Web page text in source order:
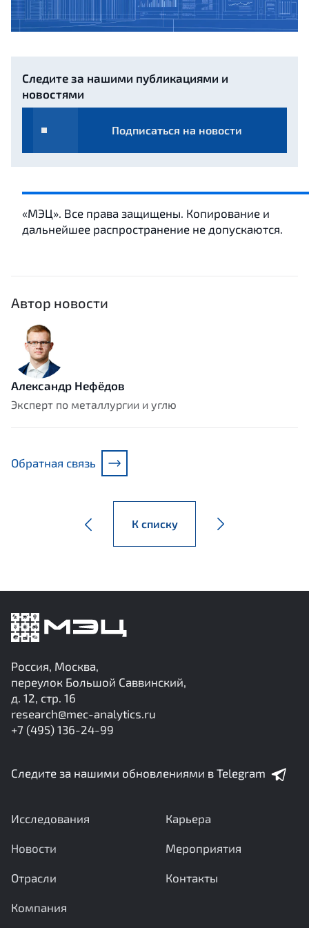
Следите за нашими публикациями и
новостями
Подписаться на новости
«МЭЦ». Все права защищены. Копирование и
дальнейшее распространение не допускаются.
Автор новости
Александр Нефёдов
Эксперт по металлургии и углю
Обратная связь
К списку
Россия, Москва,
переулок Большой Саввинский,
д. 12, стр. 16
research@mec-analytics.ru
+7 (495) 136-24-99
Следите за нашими обновлениями в Telegram
Исследования
Новости
Отрасли
Компания
Карьера
Мероприятия
Контакты